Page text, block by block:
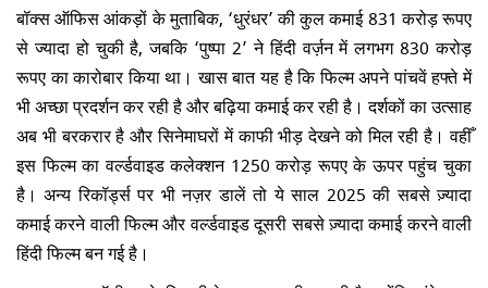
बॉक्स ऑफिस आंकड़ों के मुताबिक, ‘धुरंधर’ की कुल कमाई 831 करोड़ रूपए
से ज्यादा हो चुकी है, जबकि ‘पुष्पा 2’ ने हिंदी वर्ज़न में लगभग 830 करोड़
रूपए का कारोबार किया था। खास बात यह है कि फिल्म अपने पांचवें हफ्ते में
भी अच्छा प्रदर्शन कर रही है और बढ़िया कमाई कर रही है। दर्शकों का उत्साह
अब भी बरकरार है और सिनेमाघरों में काफी भीड़ देखने को मिल रही है। वहीँ
इस फिल्म का वर्ल्डवाइड कलेक्शन 1250 करोड़ रूपए के ऊपर पहुंच चुका
है । अन्यरिकॉर्ड्सपर भी नज़र डालें तो ये साल 2025 की सबसे ज़्यादा
कमाई करने वाली फिल्म औरवर्ल्डवाइडदूसरी सबसे ज़्यादा कमाई करने वाली
हिंदी फिल्म बन गई है।